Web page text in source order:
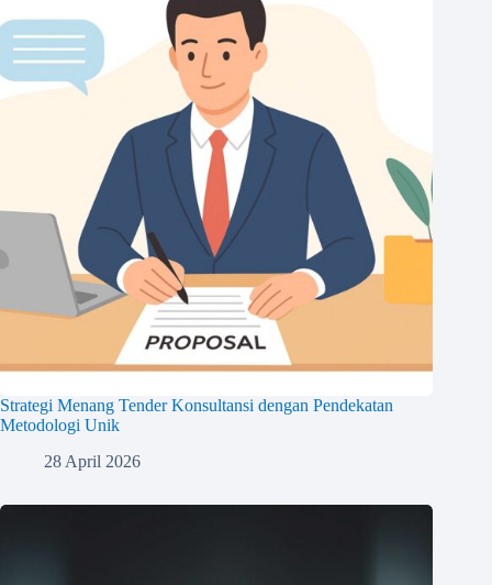
Strategi Menang Tender Konsultansi dengan Pendekatan
Metodologi Unik
28 April 2026